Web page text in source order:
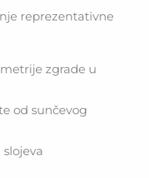
reprezentativne
zgrade u
od sunčevog